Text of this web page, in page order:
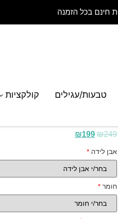
חינם בכל הזמנה
טבעות/עגילים קולקציות
₪249
₪199
אבן לידה*
חומר*